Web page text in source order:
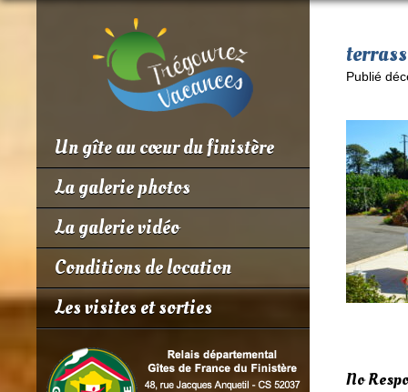
Un gîte au cœur du finistère
La galerie photos
La galerie vidéo
Conditions de location
Les visites et sorties
Publié
No